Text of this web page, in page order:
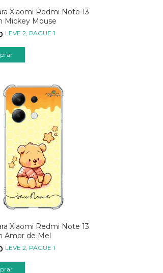
Xiaomi Redmi Note 13
Mickey Mouse
LEVE 2, PAGUE 1
Xiaomi Redmi Note 13
Amor de Mel
LEVE 2, PAGUE 1